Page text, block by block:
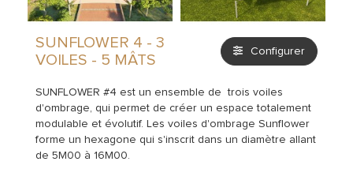
SUNFLOWER 4 - 3
VOILES - 5 MÂTS
Configurer
SUNFLOWER #4 est un ensemble de trois voiles
d'ombrage, qui permet de créer un espace totalement
modulable et évolutif. Les voiles d'ombrage Sunflower
forme un hexagone qui s'inscrit dans un diamètre allant
de 5M00 à 16M00.